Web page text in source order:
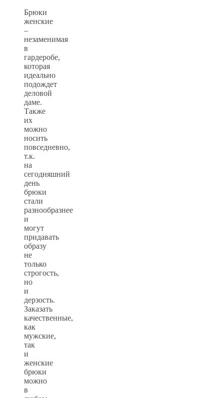
Брюки
женские
–
незаменимая
в
гардеробе,
которая
идеально
подождет
деловой
даме.
Также
их
можно
носить
повседневно,
т.к.
на
сегодняшний
день
брюки
стали
разнообразнее
и
могут
придавать
образу
не
только
строгость,
но
и
дерзость.
Заказать
качественные,
как
мужские,
так
и
женские
брюки
можно
в